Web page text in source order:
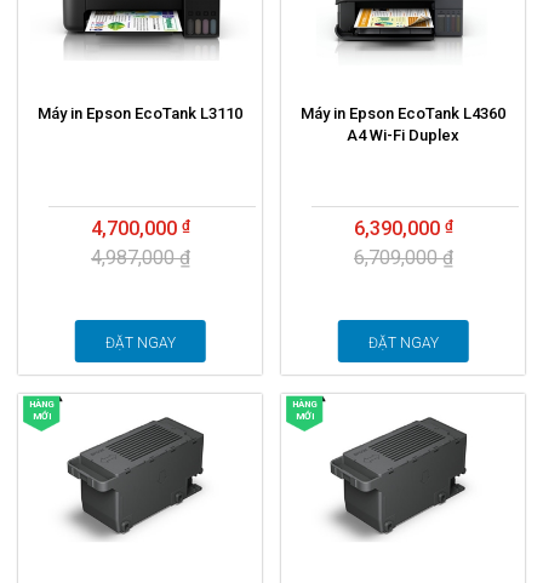
Máy in Epson EcoTank L3110
4,700,000
4,987,000 ₫
ĐẶT NGAY
Máy in Epson EcoTank L4360
A4 Wi-Fi Duplex
6,390,000
6,709,000 ₫
ĐẶT NGAY
HÀNG
MỚI
HÀNG
MỚI